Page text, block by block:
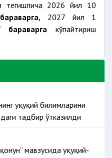
тегишлича 2026 йил 10
2027 йил 1
бараварга кўпайтириш
ҳуқуқий билимларини
тадбир ўтказилди
мавзусида ҳуқуқий-